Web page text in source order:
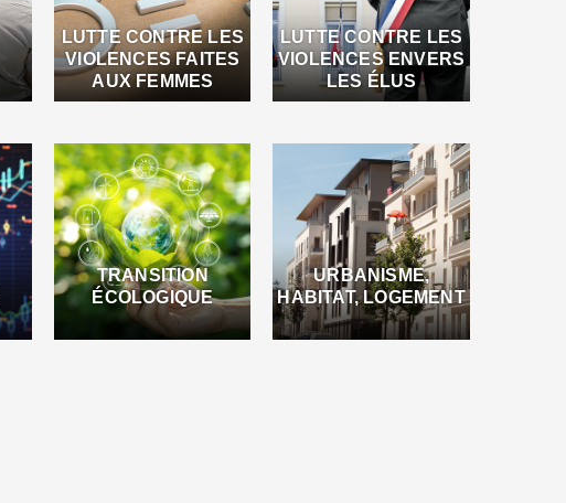
LUTTE CONTRE LES
VIOLENCES FAITES
AUX FEMMES
LUTTE CONTRE LES
VIOLENCES ENVERS
LES ÉLUS
TRANSITION
ÉCOLOGIQUE
URBANISME,
HABITAT, LOGEMENT